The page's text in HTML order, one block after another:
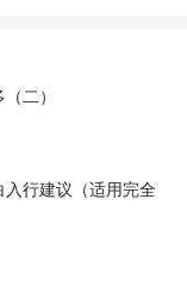
二）
行建议（适用完全